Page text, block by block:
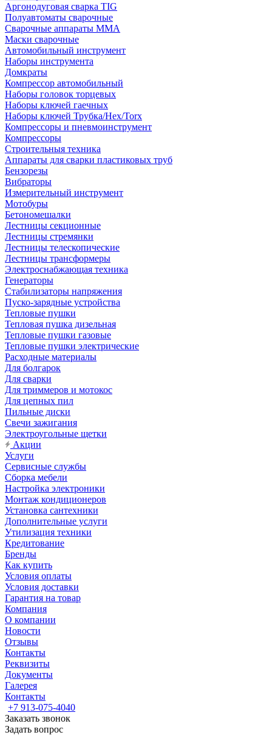
Аргонодуговая сварка TIG
Полуавтоматы сварочные
Сварочные аппараты ММА
Маски сварочные
Автомобильный инструмент
Наборы инструмента
Домкраты
Компрессор автомобильный
Наборы головок торцевых
Наборы ключей гаечных
Наборы ключей Трубка/Hex/Torx
Компрессоры и пневмоинструмент
Компрессоры
Строительныя техника
Аппараты для сварки пластиковых труб
Бензорезы
Вибраторы
Измерительный инструмент
Мотобуры
Бетономешалки
Лестницы секционные
Лестницы стремянки
Лестницы телескопические
Лестницы трансформеры
Электроснабжающая техника
Генераторы
Стабилизаторы напряжения
Пуско-зарядные устройства
Тепловые пушки
Тепловая пушка дизельная
Тепловые пушки газовые
Тепловые пушки электрические
Расходные материалы
Для болгарок
Для сварки
Для триммеров и мотокос
Для цепных пил
Пильные диски
Свечи зажигания
Электроугольные щетки
Акции
Услуги
Сервисные службы
Сборка мебели
Настройка электроники
Монтаж кондиционеров
Установка сантехники
Дополнительные услуги
Утилизация техники
Кредитование
Бренды
Как купить
Условия оплаты
Условия доставки
Гарантия на товар
Компания
О компании
Новости
Отзывы
Контакты
Реквизиты
Документы
Галерея
Контакты
+7 913-075-4040
Заказать звонок
Задать вопрос